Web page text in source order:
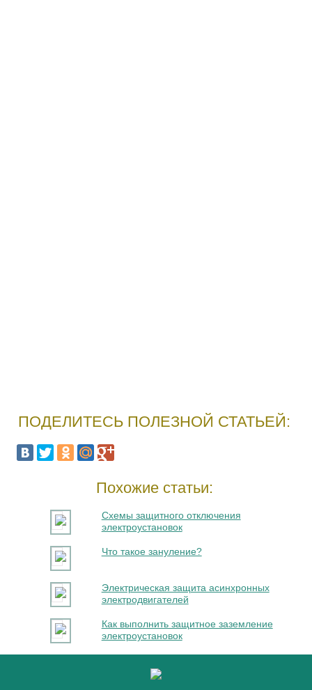
ПОДЕЛИТЕСЬ ПОЛЕЗНОЙ СТАТЬЕЙ:
Похожие статьи:
Схемы защитного отключения
электроустановок
Что такое зануление?
Электрическая защита асинхронных
электродвигателей
Как выполнить защитное заземление
электроустановок